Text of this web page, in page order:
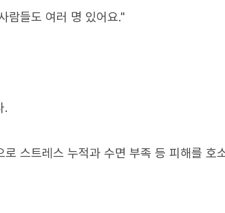
람들도 여러 명 있어요."
.
스트레스 누적과 수면 부족 등 피해를 호